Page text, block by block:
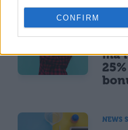
CONFIRM
ma
NEWS